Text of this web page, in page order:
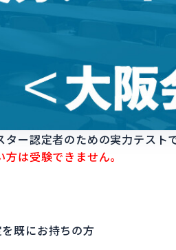
ター認定者のための実力テストで
は受験できません。
既にお持ちの方